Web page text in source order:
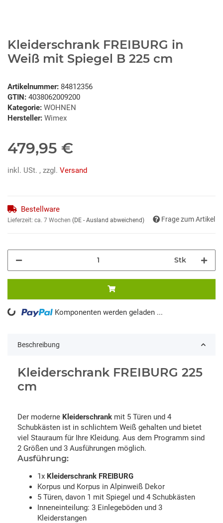
Kleiderschrank FREIBURG in
Weiß mit Spiegel B 225 cm
Artikelnummer: 84812356
GTIN: 4038062009200
Kategorie: WOHNEN
Hersteller: Wimex
479,95 €
inkl. USt. , zzgl. Versand
Bestellware
Lieferzeit: ca. 7 Wochen (DE - Ausland abweichend) Frage zum Artikel
Stk
Loading... Komponenten werden geladen ...
Beschreibung
Kleiderschrank FREIBURG 225
cm
Der moderne Kleiderschrank mit 5 Türen und 4
Schubkästen ist in schlichtem Weiß gehalten und bietet
viel Stauraum für Ihre Kleidung. Aus dem Programm sind
2 Größen und 3 Ausführungen möglich.
Ausführung:
1x Kleiderschrank FREIBURG
Korpus und Korpus in Alpinweiß Dekor
5 Türen, davon 1 mit Spiegel und 4 Schubkästen
Inneneinteilung: 3 Einlegeböden und 3
Kleiderstangen